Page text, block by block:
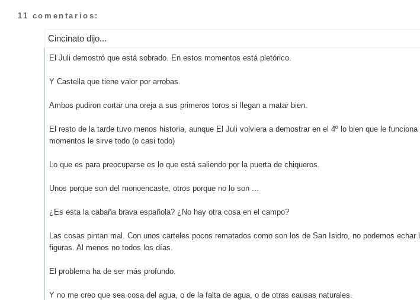
11 comentarios:
Cincinato dijo...
El Juli demostró que está sobrado. En estos momentos está pletórico.
Y Castella que tiene valor por arrobas.
Ambos pudiron cortar una oreja a sus primeros toros si llegan a matar bien.
El resto de la tarde tuvo menos historia, aunque El Juli volviera a demostrar en el 4º lo bien que le
momentos le sirve todo (o casi todo)
Lo que es para preocuparse es lo que está saliendo por la puerta de chiqueros.
Unos porque son del monoencaste, otros porque no lo son ...
¿Es esta la cabaña brava española? ¿No hay otra cosa en el campo?
Las cosas pintan mal. Con unos carteles pocos rematados como son los de San Isidro, no podemos
figuras. Al menos no todos los días.
El problema ha de ser más profundo.
Y no me creo que sea cosa del agua, o de la falta de agua, o de otras causas naturales.